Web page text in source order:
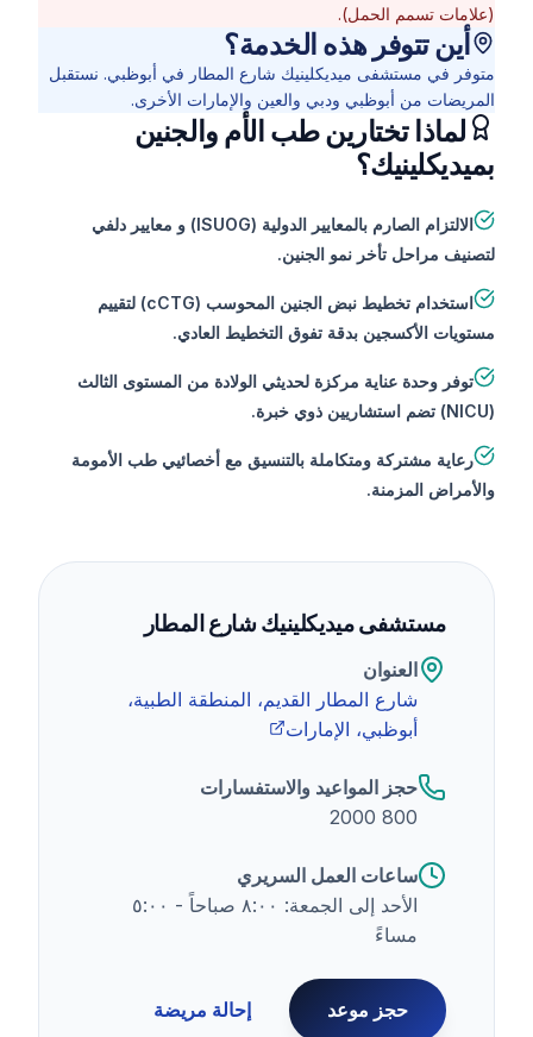
(علامات تسمم الحمل).
أين تتوفر هذه الخدمة؟
متوفر في مستشفى ميديكلينيك شارع المطار في أبوظبي. نستقبل
المريضات من أبوظبي ودبي والعين والإمارات الأخرى.
لماذا تختارين طب الأم والجنين
بميديكلينيك؟
الالتزام الصارم بالمعايير الدولية (ISUOG) و معايير دلفي
لتصنيف مراحل تأخر نمو الجنين.
استخدام تخطيط نبض الجنين المحوسب (cCTG) لتقييم
مستويات الأكسجين بدقة تفوق التخطيط العادي.
توفر وحدة عناية مركزة لحديثي الولادة من المستوى الثالث
(NICU) تضم استشاريين ذوي خبرة.
رعاية مشتركة ومتكاملة بالتنسيق مع أخصائيي طب الأمومة
والأمراض المزمنة.
مستشفى ميديكلينيك شارع المطار
العنوان
شارع المطار القديم، المنطقة الطبية،
أبوظبي، الإمارات
حجز المواعيد والاستفسارات
800 2000
ساعات العمل السريري
الأحد إلى الجمعة: ٨:٠٠ صباحاً - ٥:٠٠
مساءً
حجز موعد إحالة مريضة